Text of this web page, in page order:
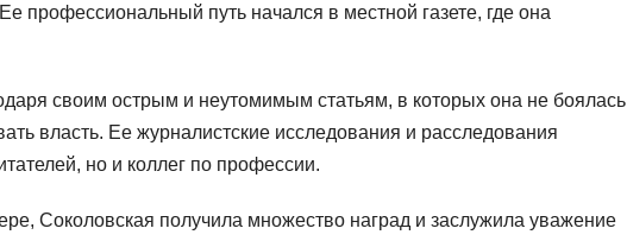
профессиональный путь начался в местной газете, где она
своим острым и неутомимым статьям, в которых она не боялась
власть. Ее журналистские исследования и расследования
но и коллег по профессии.
Соколовская получила множество наград и заслужила уважение